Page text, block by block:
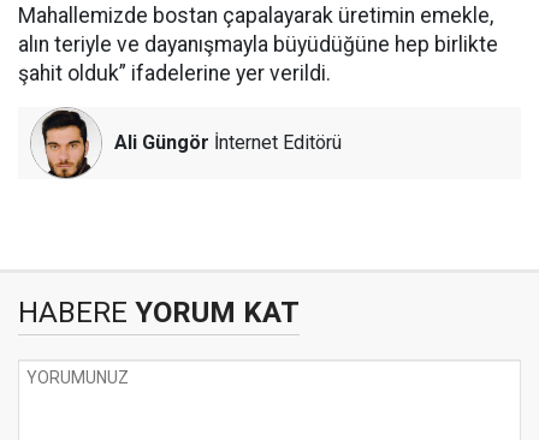
Mahallemizde bostan çapalayarak üretimin emekle,
alın teriyle ve dayanışmayla büyüdüğüne hep birlikte
şahit olduk” ifadelerine yer verildi.
Ali Güngör İnternet Editörü
HABERE YORUM KAT